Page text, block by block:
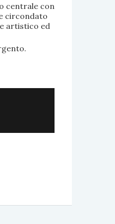
centrale con
circondato
artistico ed